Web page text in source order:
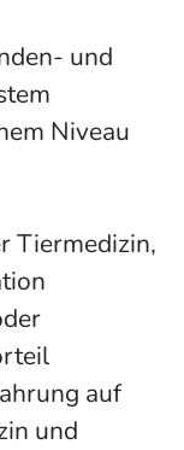
und
Niveau
Tiermedizin,
auf
und